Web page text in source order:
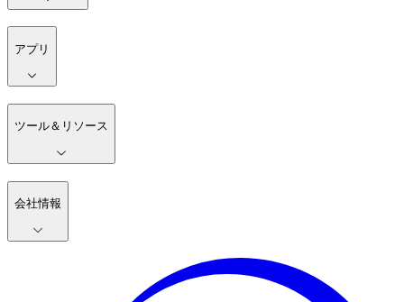
アプリ
ツール＆リソース
会社情報